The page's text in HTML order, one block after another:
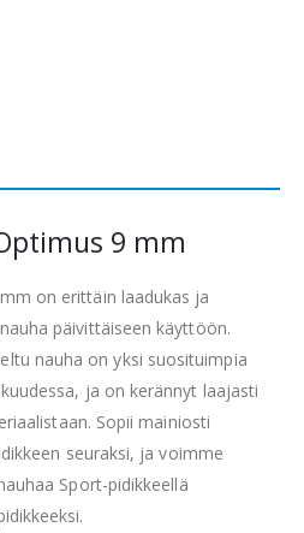
9 mm
on erittäin laadukas ja
päivittäiseen käyttöön.
nauha on yksi suosituimpia
ja on kerännyt laajasti
Sopii mainiosti
seuraksi, ja voimme
Sport-pidikkeellä